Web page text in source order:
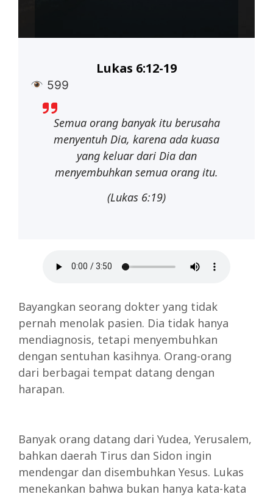
599
Lukas 6:12-19
Semua orang banyak itu berusaha
menyentuh Dia, karena ada kuasa
yangkeluar dari Dia dan
menyembuhkan semua orang itu.
(Lukas 6:19)
Bayangkan seorang dokter yang tidak
pernah menolak pasien. Dia tidak hanya
mendiagnosis, tetapi menyembuhkan
dengan sentuhan kasihnya. Orang-orang
dari berbagai tempat datang dengan
harapan.
Banyak orang datang dari Yudea, Yerusalem,
bahkan daerah Tirus dan Sidon ingin
mendengar dan disembuhkan Yesus. Lukas
menekankan bahwa bukan hanya kata-kata